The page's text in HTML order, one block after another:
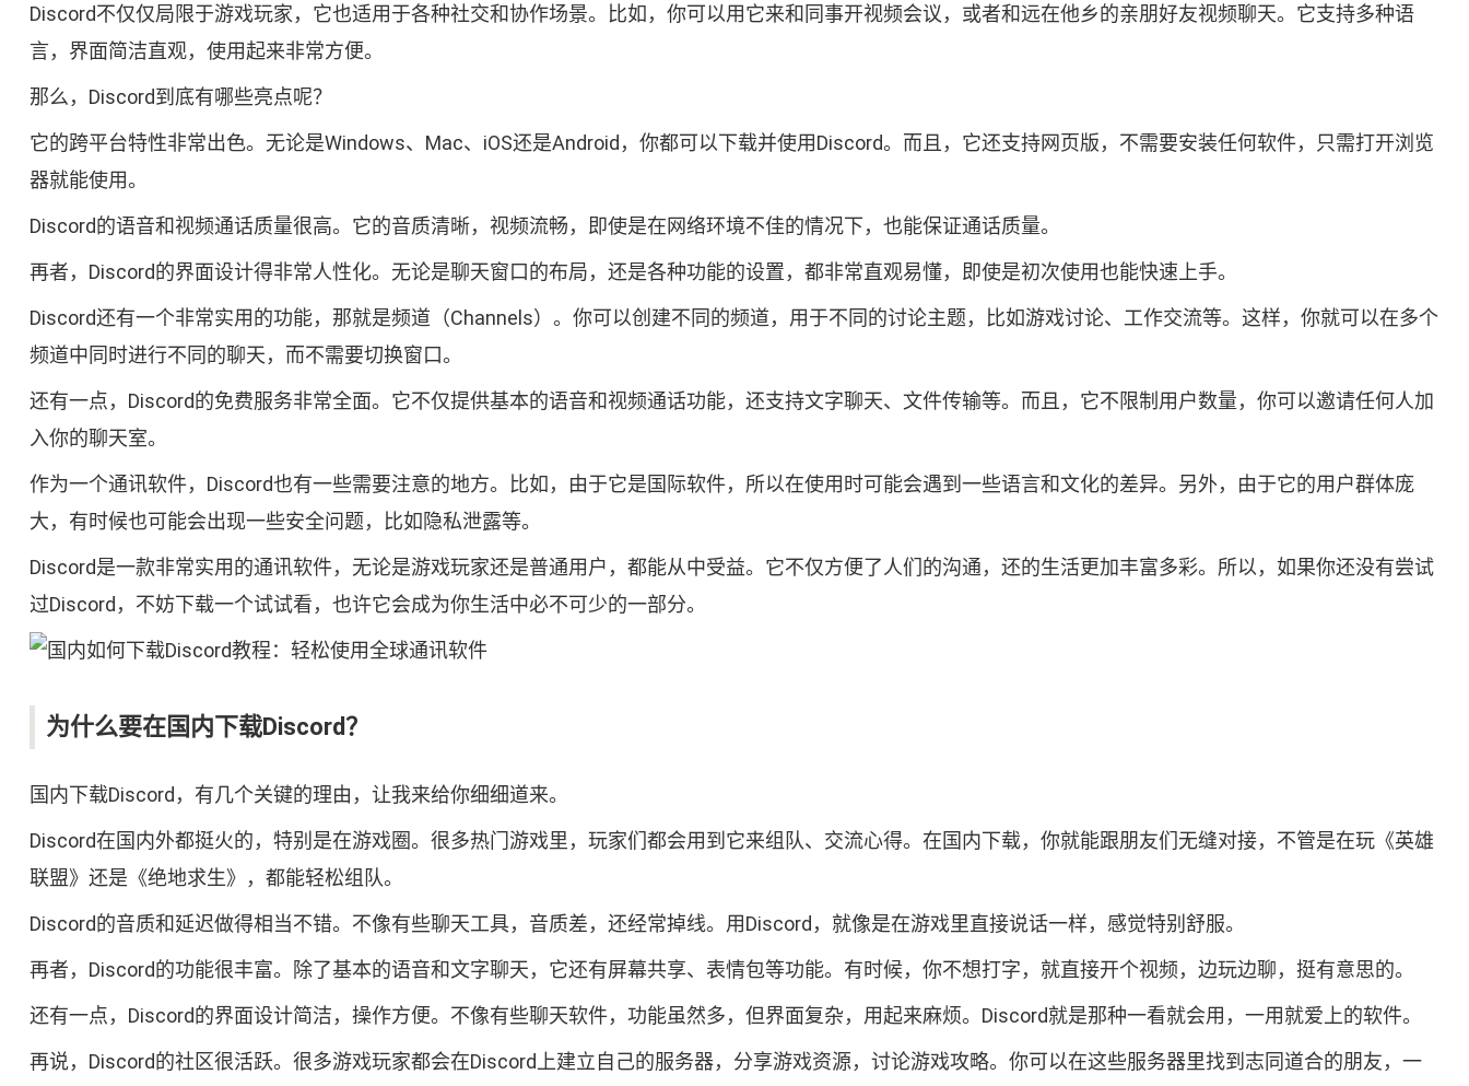
Discord不仅仅局限于游戏玩家，它也适用于各种社交和协作场景。比如，你可以用它来和同事开视频会议，或者和远在他乡的亲朋好友视频聊天。它支持多种语
言，界面简洁直观，使用起来非常方便。
那么，Discord到底有哪些亮点呢？
它的跨平台特性非常出色。无论是Windows、Mac、iOS还是Android，你都可以下载并使用Discord。而且，它还支持网页版，不需要安装任何软件，只需打开浏览
器就能使用。
Discord的语音和视频通话质量很高。它的音质清晰，视频流畅，即使是在网络环境不佳的情况下，也能保证通话质量。
再者，Discord的界面设计得非常人性化。无论是聊天窗口的布局，还是各种功能的设置，都非常直观易懂，即使是初次使用也能快速上手。
Discord还有一个非常实用的功能，那就是频道（Channels）。你可以创建不同的频道，用于不同的讨论主题，比如游戏讨论、工作交流等。这样，你就可以在多个
频道中同时进行不同的聊天，而不需要切换窗口。
还有一点，Discord的免费服务非常全面。它不仅提供基本的语音和视频通话功能，还支持文字聊天、文件传输等。而且，它不限制用户数量，你可以邀请任何人加
入你的聊天室。
作为一个通讯软件，Discord也有一些需要注意的地方。比如，由于它是国际软件，所以在使用时可能会遇到一些语言和文化的差异。另外，由于它的用户群体庞
大，有时候也可能会出现一些安全问题，比如隐私泄露等。
Discord是一款非常实用的通讯软件，无论是游戏玩家还是普通用户，都能从中受益。它不仅方便了人们的沟通，还的生活更加丰富多彩。所以，如果你还没有尝试
过Discord，不妨下载一个试试看，也许它会成为你生活中必不可少的一部分。
为什么要在国内下载Discord？
国内下载Discord，有几个关键的理由，让我来给你细细道来。
Discord在国内外都挺火的，特别是在游戏圈。很多热门游戏里，玩家们都会用到它来组队、交流心得。在国内下载，你就能跟朋友们无缝对接，不管是在玩《英雄
联盟》还是《绝地求生》，都能轻松组队。
Discord的音质和延迟做得相当不错。不像有些聊天工具，音质差，还经常掉线。用Discord，就像是在游戏里直接说话一样，感觉特别舒服。
再者，Discord的功能很丰富。除了基本的语音和文字聊天，它还有屏幕共享、表情包等功能。有时候，你不想打字，就直接开个视频，边玩边聊，挺有意思的。
还有一点，Discord的界面设计简洁，操作方便。不像有些聊天软件，功能虽然多，但界面复杂，用起来麻烦。Discord就是那种一看就会用，一用就爱上的软件。
再说，Discord的社区很活跃。很多游戏玩家都会在Discord上建立自己的服务器，分享游戏资源，讨论游戏攻略。你可以在这些服务器里找到志同道合的朋友，一